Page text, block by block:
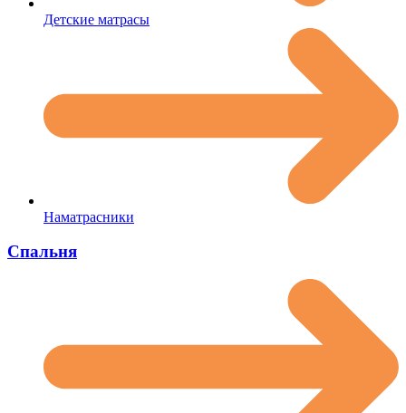
Детские матрасы
Наматрасники
Спальня